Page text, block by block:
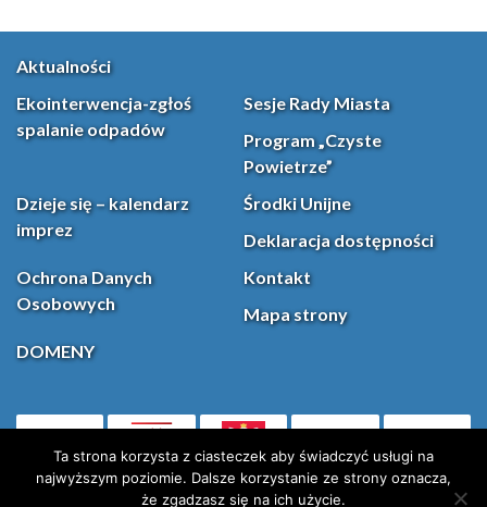
Aktualności
Ekointerwencja-zgłoś
spalanie odpadów
Sesje Rady Miasta
Program „Czyste
Powietrze”
Dzieje się – kalendarz
imprez
Środki Unijne
Deklaracja dostępności
Ochrona Danych
Osobowych
Kontakt
Mapa strony
DOMENY
(otwiera się w nowej karcie)Facebook
Ta strona korzysta z ciasteczek aby świadczyć usługi na
najwyższym poziomie. Dalsze korzystanie ze strony oznacza,
że zgadzasz się na ich użycie.